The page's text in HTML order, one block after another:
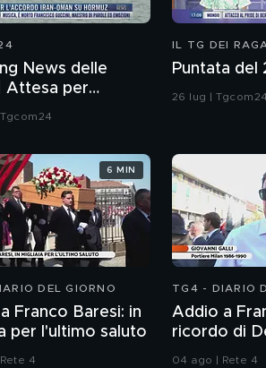
News delle
Attesa per
Iran-Oman su
IL TG DEI
Puntata del
26 lug | Tgcom24
DEL GIORNO
Franco Baresi: in
per l'ultimo saluto
4
6 MIN
TG4 - DIARIO
Addio a
ricordo di
Albertini,
04 ago | Rete 4